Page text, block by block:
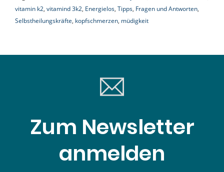
vitamin k2, vitamind 3k2, Energielos, Tipps, Fragen und Antworten,
Selbstheilungskräfte, kopfschmerzen, müdigkeit
Zum Newsletter
anmelden